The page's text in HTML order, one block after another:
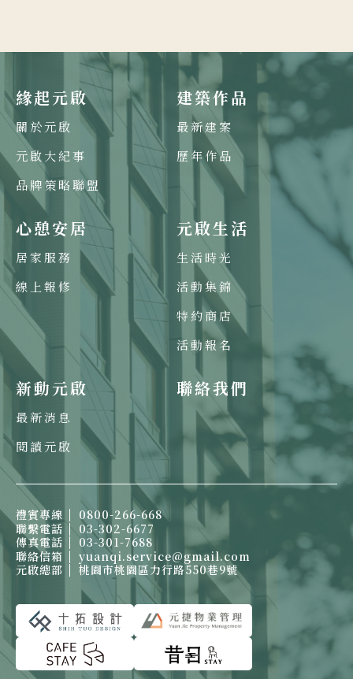
緣起元啟
關於元啟
元啟大紀事
品牌策略聯盟
建築作品
最新建案
歷年作品
心憩安居
居家服務
線上報修
元啟生活
生活時光
活動集錦
特約商店
活動報名
新動元啟
最新消息
閱讀元啟
聯絡我們
禮賓專線
0800-266-668
聯繫電話
03-302-6677
傳真電話
03-301-7688
聯絡信箱
yuanqi.service@gmail.com
元啟總部
桃園市桃園區力行路550巷9號